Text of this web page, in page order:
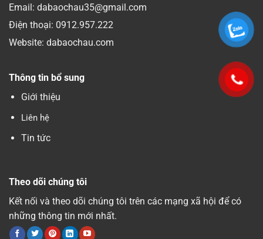
Email: dabaochau35@gmail.com
Điện thoại: 0912.957.222
Website: dabaochau.com
Thông tin bổ sung
Giới thiệu
Liên hệ
Tin tức
Theo dõi chúng tôi
Kết nối và theo dõi chúng tôi trên các mạng xã hội để có
những thông tin mới nhất.